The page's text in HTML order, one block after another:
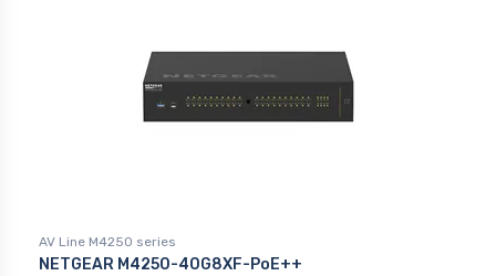
AV Line M4250 series
NETGEAR M4250-40G8XF-PoE++